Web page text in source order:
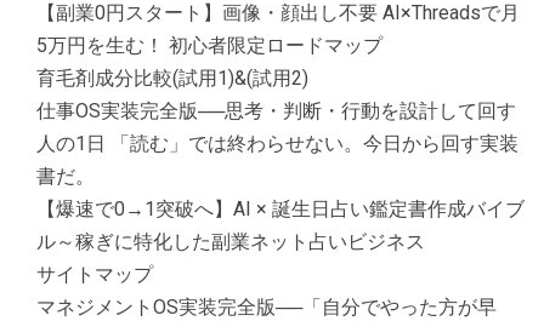
【副業0円スタート】画像・顔出し不要 AI×Threadsで月
5万円を生む！ 初心者限定ロードマップ
育毛剤成分比較(試用1)&(試用2)
仕事OS実装完全版──思考・判断・行動を設計して回す
人の1日 「読む」では終わらせない。今日から回す実装
書だ。
【爆速で0→1突破へ】AI × 誕生日占い鑑定書作成バイブ
ル～稼ぎに特化した副業ネット占いビジネス
サイトマップ
マネジメントOS実装完全版──「自分でやった方が早